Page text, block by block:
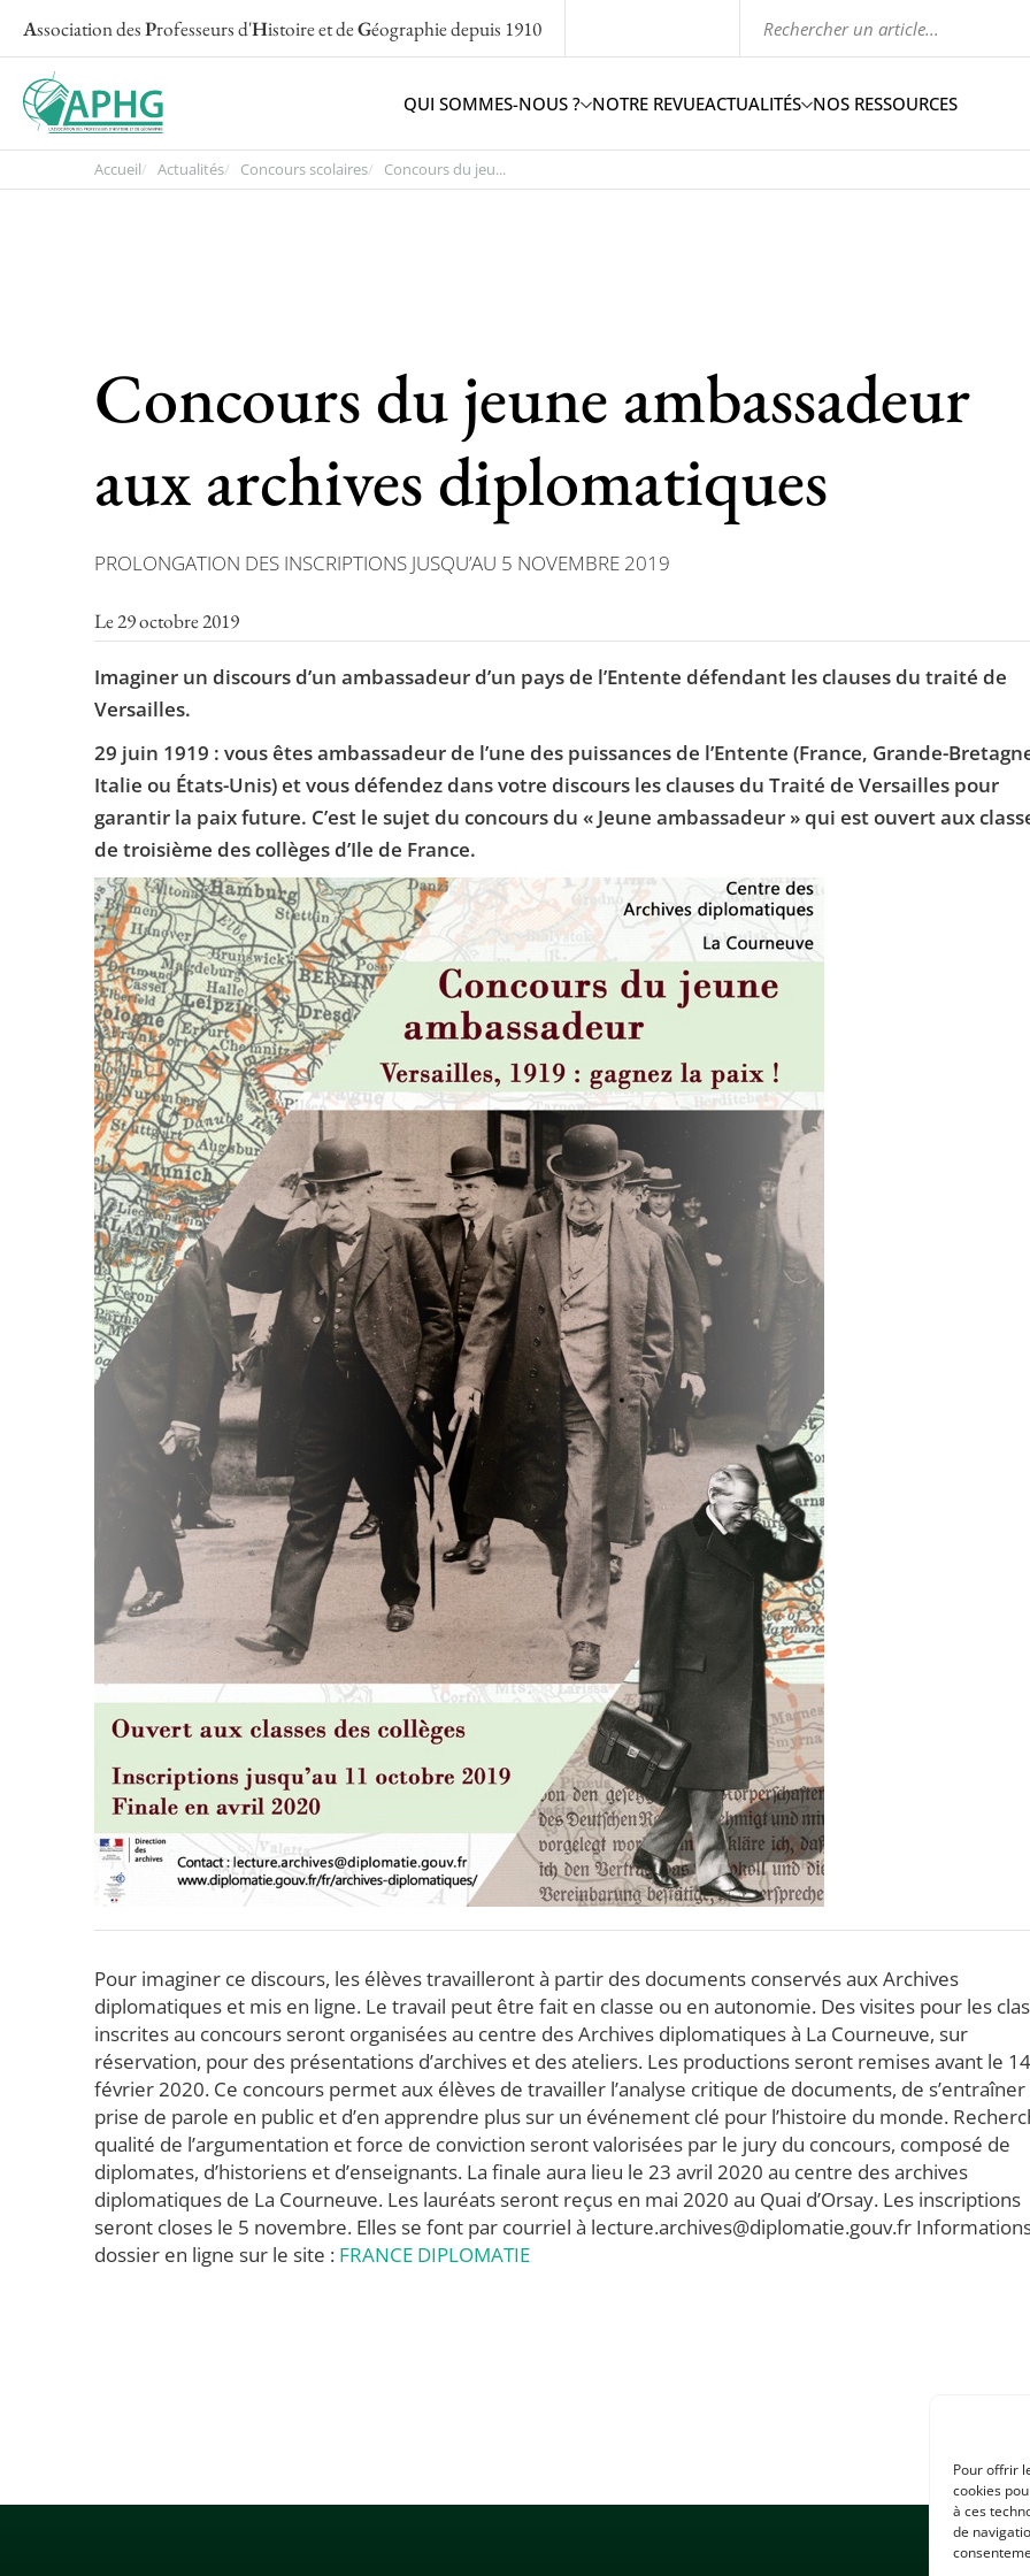
Pour offrir
cookies
à ces
de
Association desProfesseurs d'Histoire et deGéographiedepuis 1910
QUI SOMMES-NOUS ? NOTRE REVUEACTUALITÉS NOS RESSOURCES
Accueil Actualités Concours scolaires Concours du jeu...
Concours du jeune ambassadeur
aux archives diplomatiques
PROLONGATION DES INSCRIPTIONS JUSQU’AU 5 NOVEMBRE 2019
Le 29 octobre 2019
Imaginer un discours d’un ambassadeur d’un pays de l’Entente défendant les clauses du traité de
Versailles.
29 juin 1919 : vous êtes ambassadeur de l’une des puissances de l’Entente (France, Grande-
Italie ou États-Unis) et vous défendez dans votre discours les clauses du Traité de Versailles pour
garantir la paix future. C’est le sujet du concours du « Jeune ambassadeur » qui est ouvert aux
de troisième des collèges d’Ile de France.
Pour imaginer ce discours, les élèves travailleront à partir des documents conservés aux Archives
diplomatiques et mis en ligne. Le travail peut être fait en classe ou en autonomie. Des visites pour les
inscrites au concours seront organisées au centre des Archives diplomatiques à La Courneuve, sur
réservation, pour des présentations d’archives et des ateliers. Les productions seront remises avant le 14
février 2020. Ce concours permet aux élèves de travailler l’analyse critique de documents, de s’entraîner
prise de parole en public et d’en apprendre plus sur un événement clé pour l’histoire du monde.
qualité de l’argumentation et force de conviction seront valorisées par le jury du concours, composé de
diplomates, d’historiens et d’enseignants. La finale aura lieu le 23 avril 2020 au centre des archives
diplomatiques de La Courneuve. Les lauréats seront reçus en mai 2020 au Quai d’Orsay. Les inscriptions
seront closes le 5 novembre. Elles se font par courriel à lecture.archives@diplomatie.gouv.fr
dossier en ligne sur le site : FRANCE DIPLOMATIE